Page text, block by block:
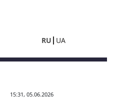
RU UA
15:31, 05.06.2026